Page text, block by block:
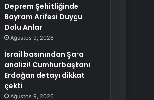
Deprem Şehitliğinde
Bayram Arifesi Duygu
Dolu Anlar
Ağustos 9, 2026
İsrail basınından Şara
analizi! Cumhurbaşkanı
Erdoğan detayı dikkat
çekti
Ağustos 9, 2026